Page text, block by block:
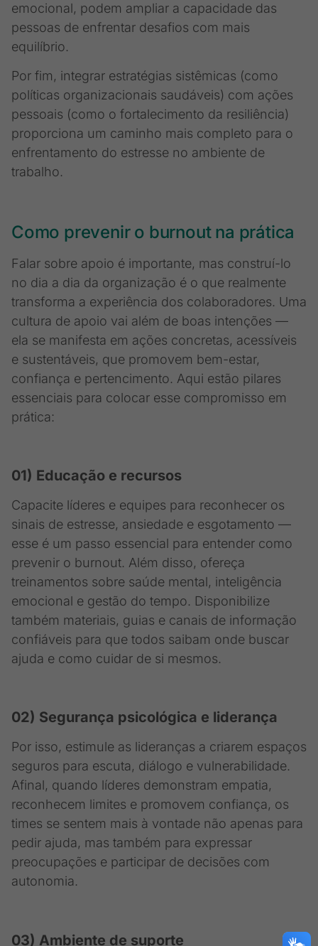
emocional, podem ampliar a capacidade das
pessoas de enfrentar desafios com mais
equilíbrio.
Por fim, integrar estratégias sistêmicas (como
políticas organizacionais saudáveis) com ações
pessoais (como o fortalecimento da resiliência)
proporciona um caminho mais completo para o
enfrentamento do estresse no ambiente de
trabalho.
Como prevenir o burnout na prática
Falar sobre apoio é importante, mas construí-lo
no dia a dia da organização é o que realmente
transforma a experiência dos colaboradores. Uma
cultura de apoio vai além de boas intenções —
ela se manifesta em ações concretas, acessíveis
e sustentáveis, que promovem bem-estar,
confiança e pertencimento. Aqui estão pilares
essenciais para colocar esse compromisso em
prática:
01) Educação e recursos
Capacite líderes e equipes para reconhecer os
sinais de estresse, ansiedade e esgotamento —
esse é um passo essencial para entender como
prevenir o burnout. Além disso, ofereça
treinamentos sobre saúde mental, inteligência
emocional e gestão do tempo. Disponibilize
também materiais, guias e canais de informação
confiáveis para que todos saibam onde buscar
ajuda e como cuidar de si mesmos.
02) Segurança psicológica e liderança
Por isso, estimule as lideranças a criarem espaços
seguros para escuta, diálogo e vulnerabilidade.
Afinal, quando líderes demonstram empatia,
reconhecem limites e promovem confiança, os
times se sentem mais à vontade não apenas para
pedir ajuda, mas também para expressar
preocupações e participar de decisões com
autonomia.
03) Ambiente de suporte